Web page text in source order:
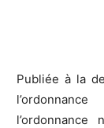
Publiée à la
l’ordonnance